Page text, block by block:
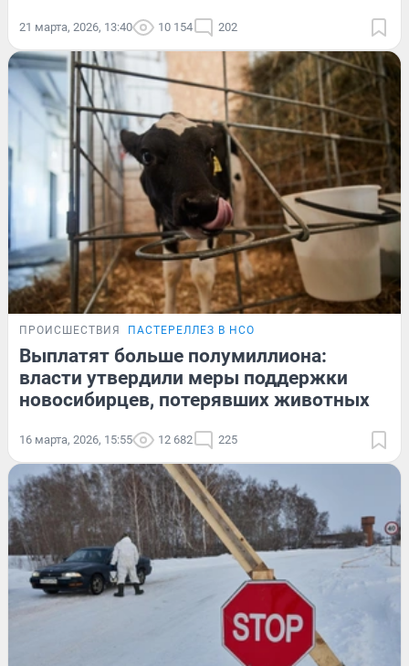
21 марта, 2026, 13:40 10 154 202
ПРОИСШЕСТВИЯ ПАСТЕРЕЛЛЕЗ В НСО
Выплатят больше полумиллиона:
власти утвердили меры поддержки
новосибирцев, потерявших животных
16 марта, 2026, 15:55 12 682 225